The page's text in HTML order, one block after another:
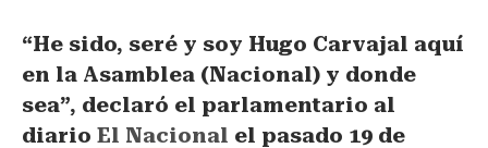
“He sido, seré y soy Hugo Carvajal aquí
en la Asamblea (Nacional) y donde
sea”, declaró el parlamentario al
diario El Nacional el pasado 19 de